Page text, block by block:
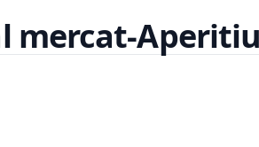
mercat-